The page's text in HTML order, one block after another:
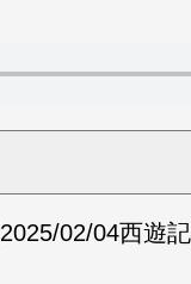
2025/02/04西遊